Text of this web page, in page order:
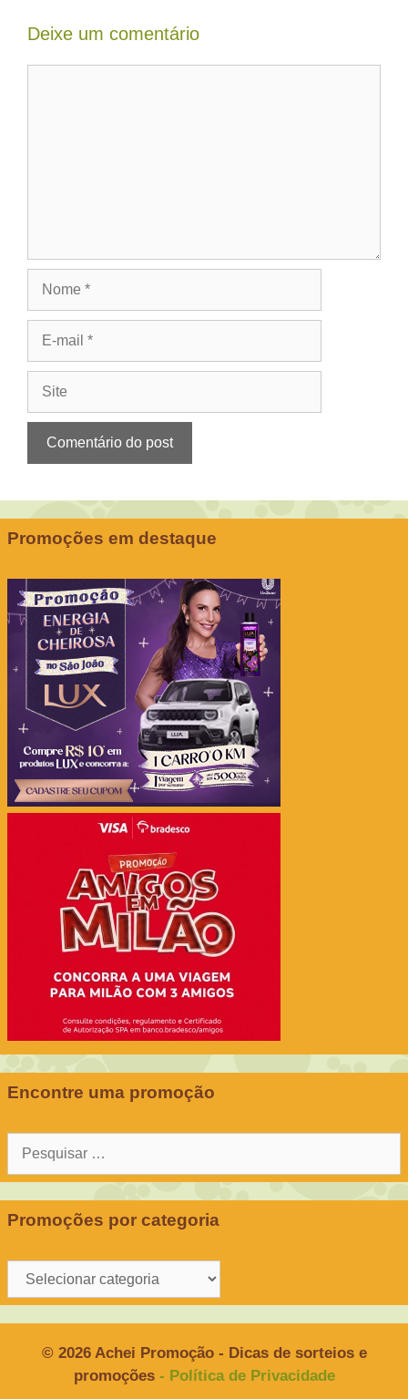
Deixe um comentário
Promoções em destaque
Encontre uma promoção
Pesquisar
Promoções por categoria
Promoções
por
© 2026 Achei Promoção - Dicas de sorteios e
promoções - Política de Privacidade